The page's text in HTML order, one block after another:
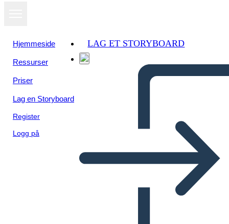
Hjemmeside
Ressurser
Priser
Lag en Storyboard
Register
Logg på
LAG ET STORYBOARD
Vis som
lysbildefremvisning